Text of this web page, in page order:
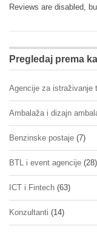
Reviews are disabled,
Pregledaj prema
Agencije za istraživanje
Ambalaža i dizajn
Benzinske postaje (7)
BTL i event agencije (28)
ICT i Fintech (63)
Konzultanti (14)